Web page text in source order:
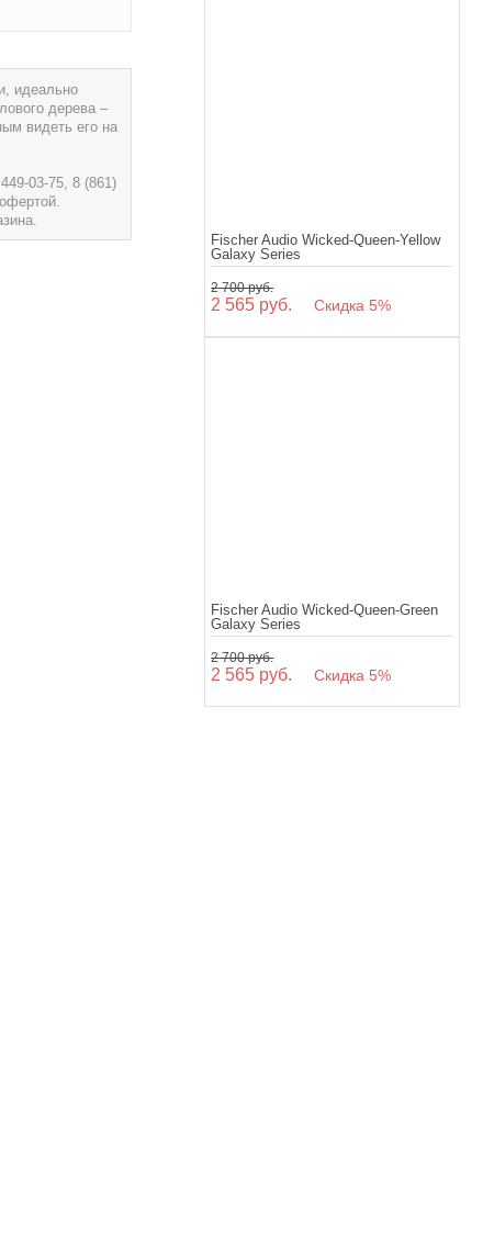
Fischer Audio Wicked-Queen-Yellow
Galaxy Series
2 700 руб.
2 565 руб. Скидка 5%
Fischer Audio Wicked-Queen-Green
Galaxy Series
2 700 руб.
2 565 руб. Скидка 5%
идеально
дерева –
видеть его на
03-75, 8 (861)